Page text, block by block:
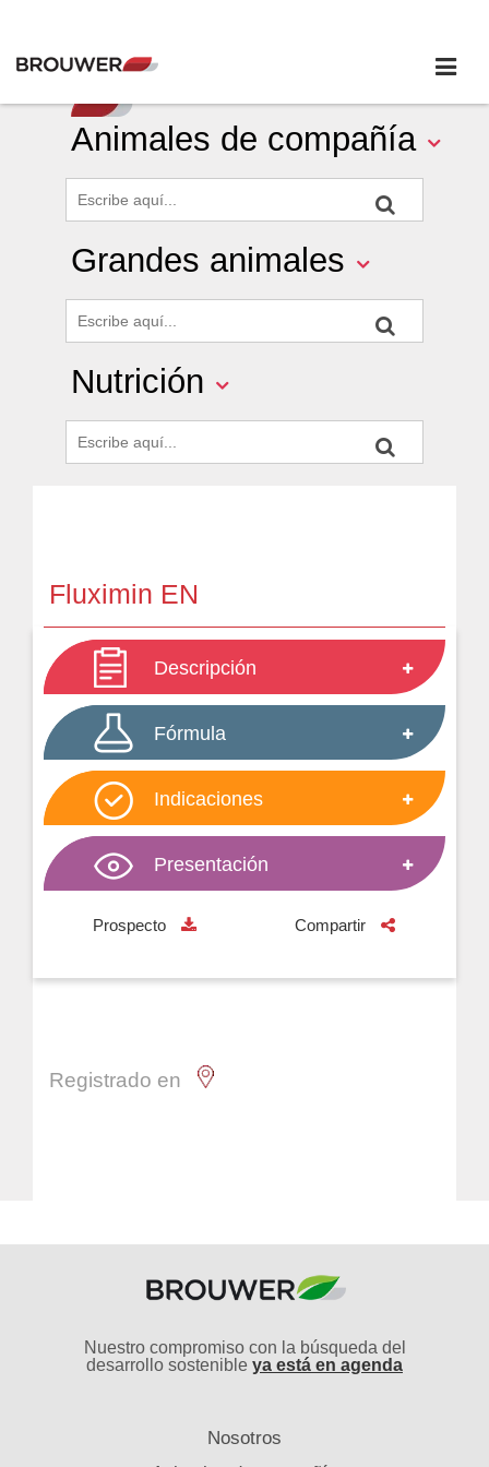
Animales de compañía
Grandes animales
Nutrición
Fluximin EN
Descripción
Fórmula
Indicaciones
Presentación
Prospecto Compartir
Registrado en
Nuestro compromiso con la búsqueda del
desarrollo sostenible ya está en agenda
Nosotros